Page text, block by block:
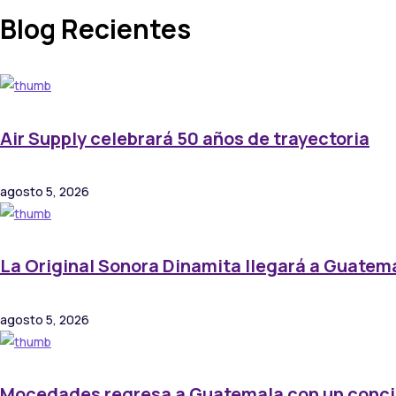
Blog Recientes
Air Supply celebrará 50 años de trayectoria
agosto 5, 2026
La Original Sonora Dinamita llegará a
agosto 5, 2026